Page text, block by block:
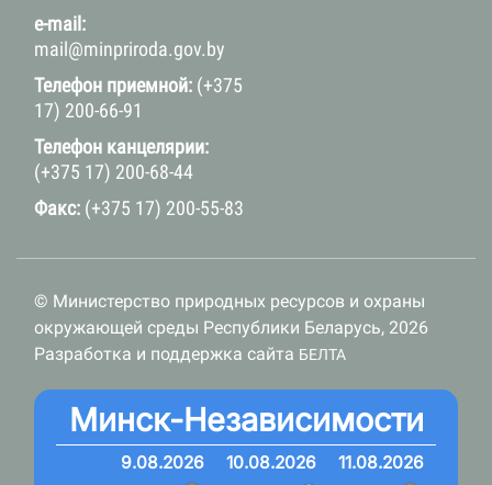
e-mail:
mail@minpriroda.gov.by
Телефон приемной: (+375
17) 200-66-91
Телефон канцелярии:
(+375 17) 200-68-44
Факс: (+375 17) 200-55-83
© Министерство природных ресурсов и охраны
окружающей среды Республики Беларусь, 2026
Разработка и поддержка сайта БЕЛТА
Минск-Независимости
9.08.2026 10.08.2026 11.08.2026